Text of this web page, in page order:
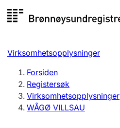
til
Registersøk
Aksjeselskap
Enkeltpersonforetak
Registrere, endre, slette
Virksomhetsopplysninger
Forsiden
Registersøk
Virksomhetsopplysninger
WÅGØ VILLSAU